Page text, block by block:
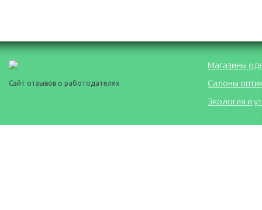
Сайт отзывов о работодателях
Магазины
Салоны
Экология и